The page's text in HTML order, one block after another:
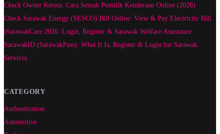
Check Owner Kereta: Cara Semak Pemilik Kenderaan Online (2026)
Check Sarawak Energy (SESCO) Bill Online: View & Pay Electricity Bill
iSarawakCare 2026: Login, Register & Sarawak Welfare Assistance
SarawakID (SarawakPass): What It Is, Register & Login for Sarawak
Services
CATEGORY
Authentication
Automotive